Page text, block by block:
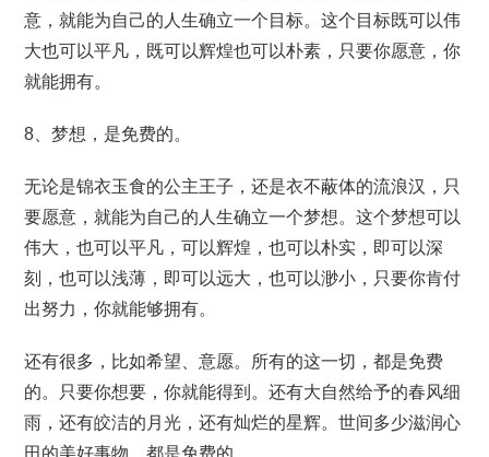
意，就能为自己的人生确立一个目标。这个目标既可以伟
大也可以平凡，既可以辉煌也可以朴素，只要你愿意，你
就能拥有。
8、梦想，是免费的。
无论是锦衣玉食的公主王子，还是衣不蔽体的流浪汉，只
要愿意，就能为自己的人生确立一个梦想。这个梦想可以
伟大，也可以平凡，可以辉煌，也可以朴实，即可以深
刻，也可以浅薄，即可以远大，也可以渺小，只要你肯付
出努力，你就能够拥有。
还有很多，比如希望、意愿。所有的这一切，都是免费
的。只要你想要，你就能得到。还有大自然给予的春风细
雨，还有皎洁的月光，还有灿烂的星辉。世间多少滋润心
田的美好事物，都是免费的。